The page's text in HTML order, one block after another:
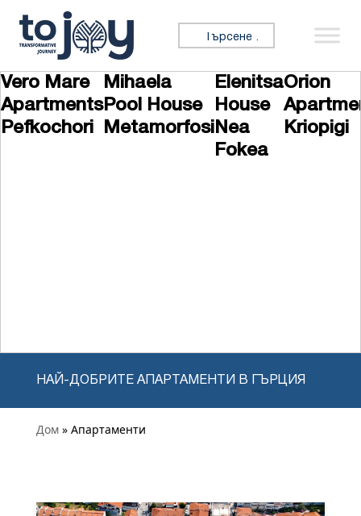
Премини към съдържанието
Търсене за:
Vero Mare
Apartments
Pefkochori
Mihaela
Pool House
Metamorfosi
Elenitsa
House
Nea
Fokea
Orion
Kriopigi
НАЙ-ДОБРИТЕ АПАРТАМЕНТИ В ГЪРЦИЯ
Дом » Апартаменти